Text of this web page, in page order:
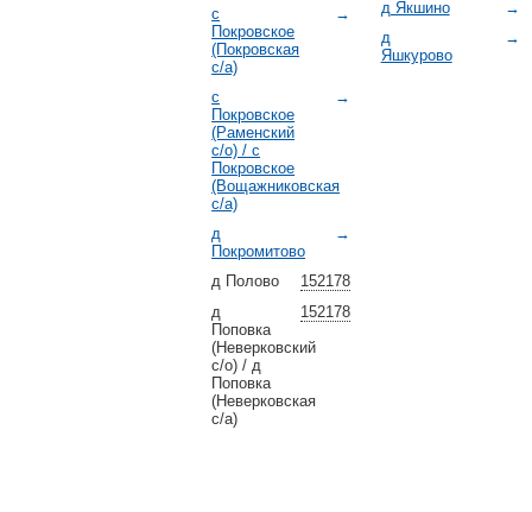
→
с
Покровское
(Покровская
с/а)
→
с
Покровское
(Раменский
с/о) / с
Покровское
(Вощажниковская
с/а)
→
д
Покромитово
152178
д Полово
152178
д
Поповка
(Неверковский
с/о) / д
Поповка
(Неверковская
с/а)
→
д Якшино
→
д
Яшкурово